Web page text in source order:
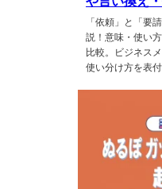
「依頼」と「要
説！意味・使い
比較。ビジネス
使い分け方を表